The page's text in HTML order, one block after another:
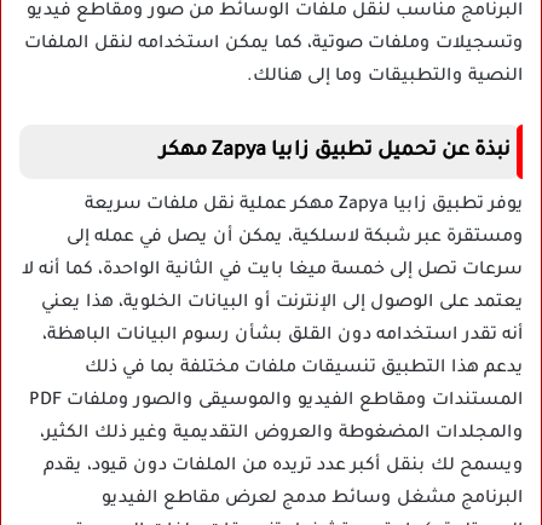
البرنامج مناسب لنقل ملفات الوسائط من صور ومقاطع فيديو
وتسجيلات وملفات صوتية، كما يمكن استخدامه لنقل الملفات
النصية والتطبيقات وما إلى هنالك.
نبذة عن تحميل تطبيق زابيا Zapya مهكر
يوفر تطبيق زابيا Zapya مهكر عملية نقل ملفات سريعة
ومستقرة عبر شبكة لاسلكية، يمكن أن يصل في عمله إلى
سرعات تصل إلى خمسة ميغا بايت في الثانية الواحدة، كما أنه لا
يعتمد على الوصول إلى الإنترنت أو البيانات الخلوية، هذا يعني
أنه تقدر استخدامه دون القلق بشأن رسوم البيانات الباهظة،
يدعم هذا التطبيق تنسيقات ملفات مختلفة بما في ذلك
المستندات ومقاطع الفيديو والموسيقى والصور وملفات PDF
والمجلدات المضغوطة والعروض التقديمية وغير ذلك الكثير،
ويسمح لك بنقل أكبر عدد تريده من الملفات دون قيود، يقدم
البرنامج مشغل وسائط مدمج لعرض مقاطع الفيديو